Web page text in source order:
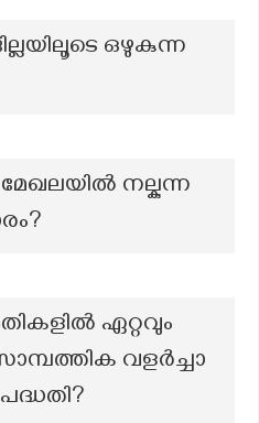
ഒഴുകുന്ന
നല്കുന്ന
ഏറ്റവും
വളർച്ചാ